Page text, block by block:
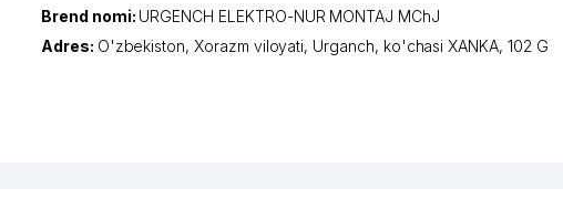
Brend nomi: URGENCH ELEKTRO-NUR MONTAJ MChJ
Adres: O'zbekiston,Xorazm viloyati, Urganch, ko'chasi XANKA, 102 G